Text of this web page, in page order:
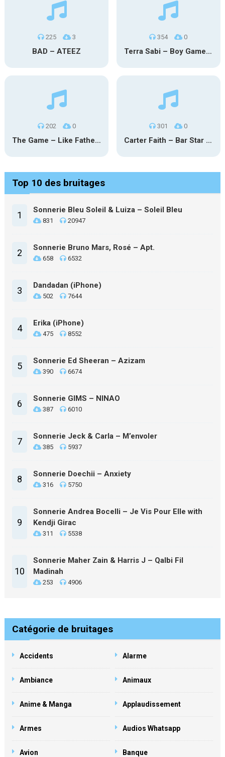
225 3
BAD – ATEEZ
354 0
Terra Sabi – Boy Game X Marcia Cruz
202 0
The Game – Like Father Like Daughter
301 0
Carter Faith – Bar Star Vevo
Top 10 des bruitages
1 Sonnerie Bleu Soleil & Luiza – Soleil Bleu
831 20947
2 Sonnerie Bruno Mars, Rosé – Apt.
658 6532
3 Dandadan (iPhone)
502 7644
4 Erika (iPhone)
475 8552
5 Sonnerie Ed Sheeran – Azizam
390 6674
6 Sonnerie GIMS – NINAO
387 6010
7 Sonnerie Jeck & Carla – M’envoler
385 5937
8 Sonnerie Doechii – Anxiety
316 5750
9
Sonnerie Andrea Bocelli – Je Vis Pour Elle with
Kendji Girac
311 5538
10
Sonnerie Maher Zain & Harris J – Qalbi Fil
Madinah
253 4906
Catégorie de bruitages
Accidents Alarme
Ambiance Animaux
Anime & Manga Applaudissement
Armes Audios Whatsapp
Avion Banque